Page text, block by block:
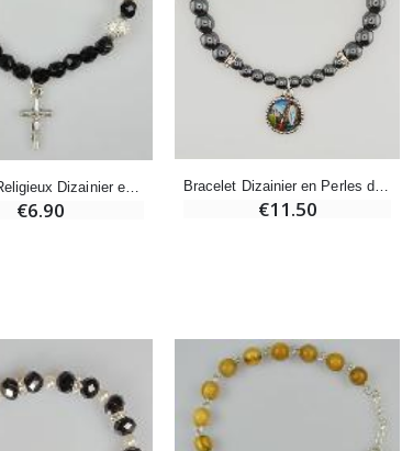
Bonbons Pastilles Menthe à l'Eau de Lourdes - 130g
-10%
€5.50 €4.95
€78.00 €58.50
Huile d'Onction
€12.90
€130.00
Bracelet Religieux Dizainier en Perles Strass & Cristal Noir
€6.90
Bracelet Dizainier en Perles d'Hématite et Cristal Noir
€11.50